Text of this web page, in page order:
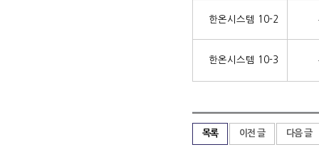
한온시스템 10-2
한온시스템 10-3
목록 이전 글 다음 글